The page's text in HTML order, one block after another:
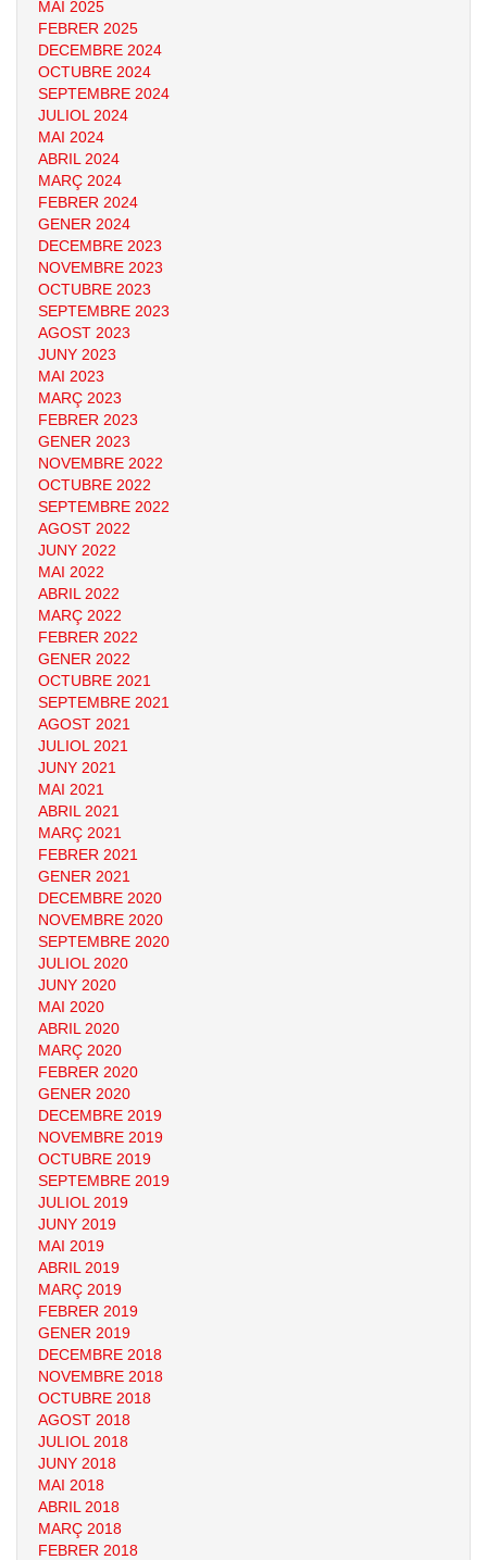
MAI 2025
FEBRER 2025
DECEMBRE 2024
OCTUBRE 2024
SEPTEMBRE 2024
JULIOL 2024
MAI 2024
ABRIL 2024
MARÇ 2024
FEBRER 2024
GENER 2024
DECEMBRE 2023
NOVEMBRE 2023
OCTUBRE 2023
SEPTEMBRE 2023
AGOST 2023
JUNY 2023
MAI 2023
MARÇ 2023
FEBRER 2023
GENER 2023
NOVEMBRE 2022
OCTUBRE 2022
SEPTEMBRE 2022
AGOST 2022
JUNY 2022
MAI 2022
ABRIL 2022
MARÇ 2022
FEBRER 2022
GENER 2022
OCTUBRE 2021
SEPTEMBRE 2021
AGOST 2021
JULIOL 2021
JUNY 2021
MAI 2021
ABRIL 2021
MARÇ 2021
FEBRER 2021
GENER 2021
DECEMBRE 2020
NOVEMBRE 2020
SEPTEMBRE 2020
JULIOL 2020
JUNY 2020
MAI 2020
ABRIL 2020
MARÇ 2020
FEBRER 2020
GENER 2020
DECEMBRE 2019
NOVEMBRE 2019
OCTUBRE 2019
SEPTEMBRE 2019
JULIOL 2019
JUNY 2019
MAI 2019
ABRIL 2019
MARÇ 2019
FEBRER 2019
GENER 2019
DECEMBRE 2018
NOVEMBRE 2018
OCTUBRE 2018
AGOST 2018
JULIOL 2018
JUNY 2018
MAI 2018
ABRIL 2018
MARÇ 2018
FEBRER 2018